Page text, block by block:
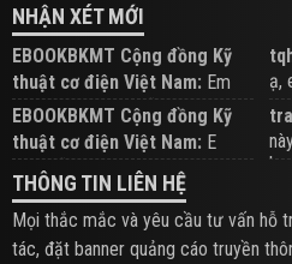
NHẬN XÉT MỚI
EBOOKBKMT Cộng đồng Kỹ
thuật cơ điện Việt Nam: Em
đăng trên Group hỗ trợ nhé
ạ,
EBOOKBKMT Cộng đồng Kỹ
thuật cơ điện Việt Nam: E
xem hỗ trợ trên Group
b...
THÔNG TIN LIÊN HỆ
Mọi thắc mắc và yêu cầu tư vấn hỗ
tác, đặt banner quảng cáo truyền